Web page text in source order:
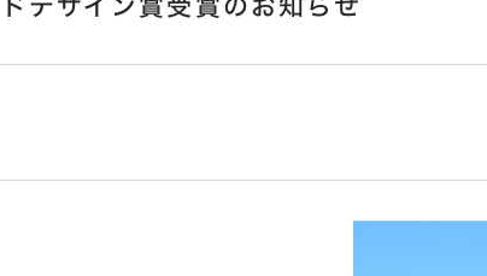
デザイン賞受賞のお知らせ